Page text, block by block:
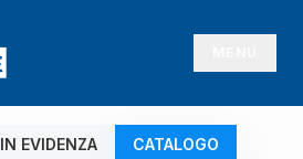
IN EVIDENZA CATALOGO